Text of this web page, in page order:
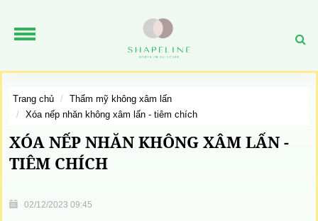
trang chủ
thẩm mỹ không xâm lấn
xóa nếp nhăn không xâm lấn - tiêm chích
XÓA NẾP NHĂN KHÔNG XÂM LẤN -
TIÊM CHÍCH
02/12/2023 09:45